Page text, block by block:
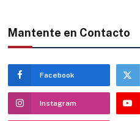
Mantente en Contacto
Facebook
Instagram